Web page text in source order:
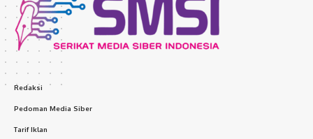
Redaksi
Pedoman Media Siber
Tarif Iklan